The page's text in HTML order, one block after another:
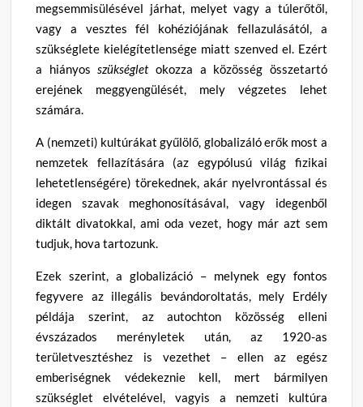
megsemmisülésével járhat, melyet vagy a túlerőtől,
vagy a vesztes fél kohéziójának fellazulásától, a
szükséglete kielégítetlensége miatt szenved el. Ezért
a hiányosszükségletokozza a közösség összetartó
erejének meggyengülését, mely végzetes lehet
számára.
A (nemzeti) kultúrákat gyűlölő, globalizáló erők most a
nemzetek fellazítására (az egypólusú világ fizikai
lehetetlenségére) törekednek, akár nyelvrontással és
idegen szavak meghonosításával, vagy idegenből
diktált divatokkal, ami oda vezet, hogy már azt sem
tudjuk, hova tartozunk.
Ezek szerint, a globalizáció – melynek egy fontos
fegyvere az illegális bevándoroltatás, mely Erdély
példája szerint, az autochton közösség elleni
évszázados merényletek után, az 1920-as
területvesztéshez is vezethet – ellen az egész
emberiségnek védekeznie kell, mert bármilyen
szükséglet elvételével, vagyis a nemzeti kultúra